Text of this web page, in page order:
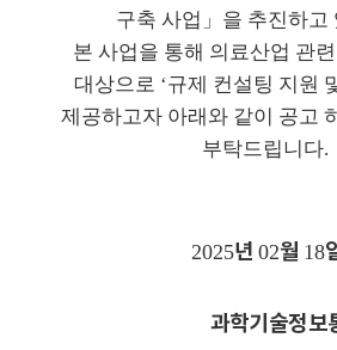
구축 사업 」 을 추진하고
본 사업을 통해 의료산업 관
대상으로 ‘규제 컨설팅 지원
제공하고자 아래와 같이 공고
부탁드립니다.
2025년 02월 18
과학기술정보